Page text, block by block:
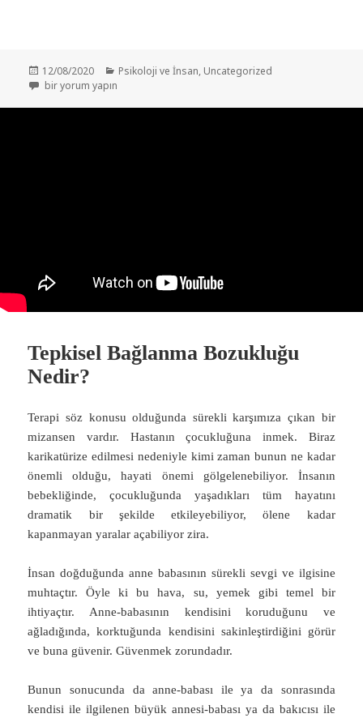
Yayın
tarihi
12/08/2020 Kategoriler
Psikoloji ve İnsan, Uncategorized
Sen De Herkes Gibisin: ASCH DENEYİ için
bir yorum yapın
Tepkisel Bağlanma Bozukluğu
Nedir?
Terapi söz konusu olduğunda sürekli karşımıza çıkan bir
mizansen vardır. Hastanın çocukluğuna inmek. Biraz
karikatürize edilmesi nedeniyle kimi zaman bunun ne kadar
önemli olduğu, hayati önemi gölgelenebiliyor. İnsanın
bebekliğinde, çocukluğunda yaşadıkları tüm hayatını
dramatik bir şekilde etkileyebiliyor, ölene kadar
kapanmayan yaralar açabiliyor zira.
İnsan doğduğunda anne babasının sürekli sevgi ve ilgisine
muhtaçtır. Öyle ki bu hava, su, yemek gibi temel bir
ihtiyaçtır. Anne-babasının kendisini koruduğunu ve
ağladığında, korktuğunda kendisini sakinleştirdiğini görür
ve buna güvenir. Güvenmek zorundadır.
Bunun sonucunda da anne-babası ile ya da sonrasında
kendisi ile ilgilenen büyük annesi-babası ya da bakıcısı ile